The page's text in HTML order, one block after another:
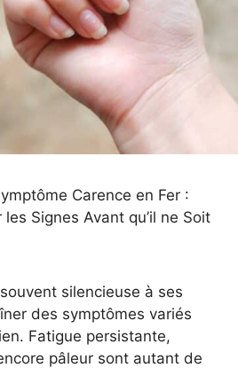
Carence en Fer :
Signes Avant qu’il ne Soit
silencieuse à ses
des symptômes variés
Fatigue persistante,
pâleur sont autant de